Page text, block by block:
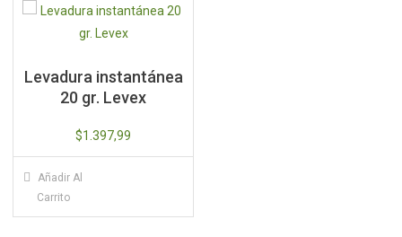
Levadura instantánea
20 gr. Levex
$1.397,99
Añadir Al
Carrito